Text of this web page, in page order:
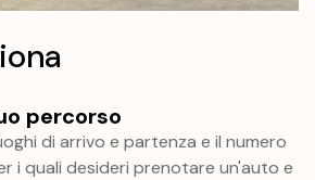
percorso
di arrivo e partenza e il numero
i quali desideri prenotare un'auto e